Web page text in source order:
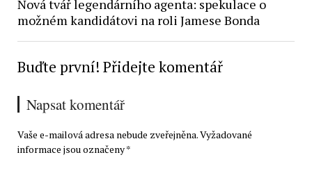
Nová tvář legendárního agenta: spekulace o
možném kandidátovi na roli Jamese Bonda
Buďte první! Přidejte komentář
Napsat komentář
Vaše e-mailová adresa nebude zveřejněna.Vyžadované
informace jsou označeny*